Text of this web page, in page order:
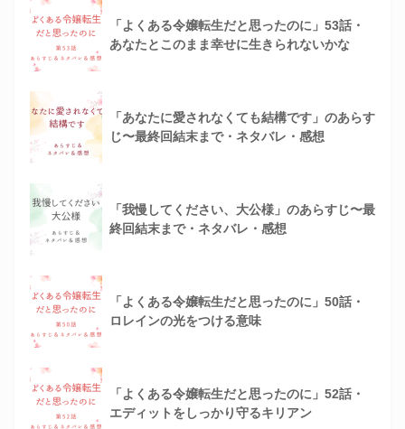
「よくある令嬢転生だと思ったのに」53話・
あなたとこのまま幸せに生きられないかな
「あなたに愛されなくても結構です」のあらす
じ〜最終回結末まで・ネタバレ・感想
「我慢してください、大公様」のあらすじ〜最
終回結末まで・ネタバレ・感想
「よくある令嬢転生だと思ったのに」50話・
ロレインの光をつける意味
「よくある令嬢転生だと思ったのに」52話・
エディットをしっかり守るキリアン